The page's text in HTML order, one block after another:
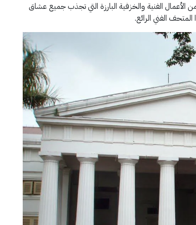
الفنية والخزفية البارزة التي تجذب جميع عشاق
الفني الرائع.